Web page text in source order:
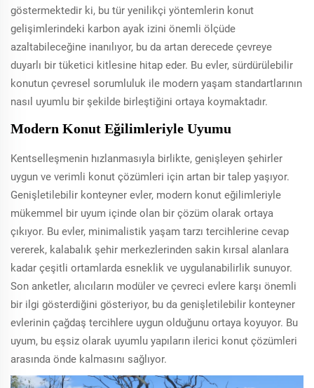
göstermektedir ki, bu tür yenilikçi yöntemlerin konut
gelişimlerindeki karbon ayak izini önemli ölçüde
azaltabileceğine inanılıyor, bu da artan derecede çevreye
duyarlı bir tüketici kitlesine hitap eder. Bu evler, sürdürülebilir
konutun çevresel sorumluluk ile modern yaşam standartlarının
nasıl uyumlu bir şekilde birleştiğini ortaya koymaktadır.
Modern Konut Eğilimleriyle Uyumu
Kentselleşmenin hızlanmasıyla birlikte, genişleyen şehirler
uygun ve verimli konut çözümleri için artan bir talep yaşıyor.
Genişletilebilir konteyner evler, modern konut eğilimleriyle
mükemmel bir uyum içinde olan bir çözüm olarak ortaya
çıkıyor. Bu evler, minimalistik yaşam tarzı tercihlerine cevap
vererek, kalabalık şehir merkezlerinden sakin kırsal alanlara
kadar çeşitli ortamlarda esneklik ve uygulanabilirlik sunuyor.
Son anketler, alıcıların modüler ve çevreci evlere karşı önemli
bir ilgi gösterdiğini gösteriyor, bu da genişletilebilir konteyner
evlerinin çağdaş tercihlere uygun olduğunu ortaya koyuyor. Bu
uyum, bu eşsiz olarak uyumlu yapıların ilerici konut çözümleri
arasında önde kalmasını sağlıyor.